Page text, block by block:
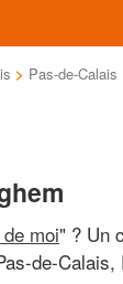
> Pas-de-Calais
moi" ? Un
de-Calais,